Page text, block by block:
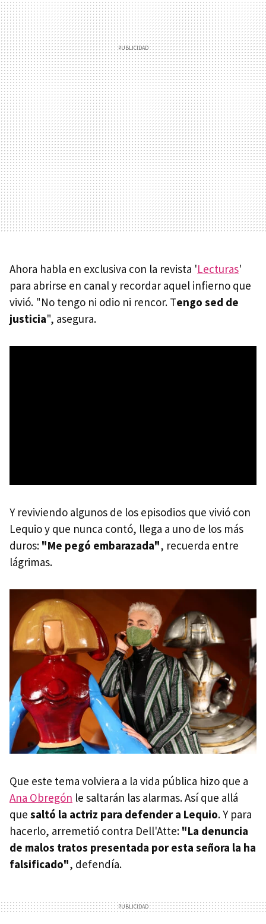
Ahora habla en exclusiva con la revista 'Lecturas'
para abrirse en canal y recordar aquel infierno que
vivió. "No tengo ni odio ni rencor. Tengo sed de
justicia", asegura.
Y reviviendo algunos de los episodios que vivió con
Lequio y que nunca contó, llega a uno de los más
duros: "Me pegó embarazada", recuerda entre
lágrimas.
Que este tema volviera a la vida pública hizo que a
Ana Obregón le saltarán las alarmas. Así que allá
que saltó la actriz para defender a Lequio. Y para
hacerlo, arremetió contra Dell'Atte: "La denuncia
de malos tratos presentada por esta señora la ha
falsificado", defendía.